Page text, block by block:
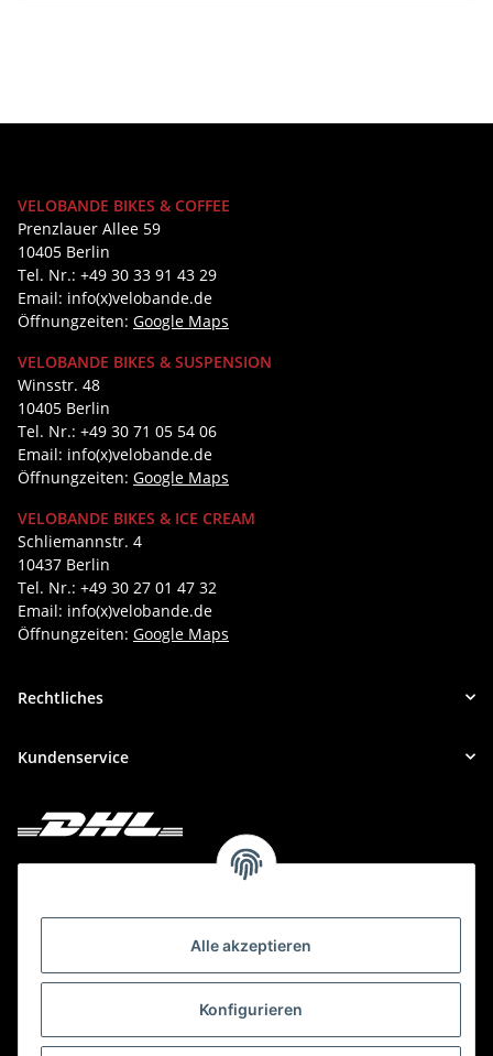
Alle akzeptieren
Konfigurieren
VELOBANDE BIKES & COFFEE
Prenzlauer Allee 59
10405 Berlin
Tel. Nr.: +49 30 33 91 43 29
Email: info(x)velobande.de
Öffnungzeiten: Google Maps
VELOBANDE BIKES & SUSPENSION
Winsstr. 48
10405 Berlin
Tel. Nr.: +49 30 71 05 54 06
Email: info(x)velobande.de
Öffnungzeiten: Google Maps
VELOBANDE BIKES & ICE CREAM
Schliemannstr. 4
10437 Berlin
Tel. Nr.: +49 30 27 01 47 32
Email: info(x)velobande.de
Öffnungzeiten: Google Maps
Rechtliches
Kundenservice
Deine Bestellung versenden wir mit DHL!